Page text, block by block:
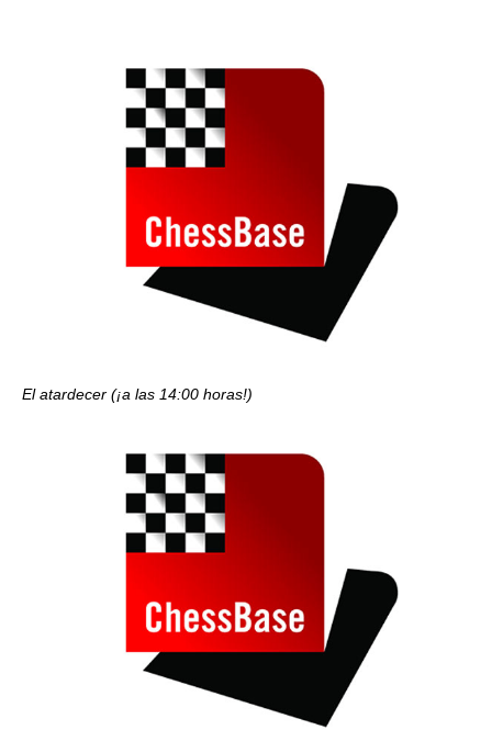
El atardecer (¡a las 14:00 horas!)